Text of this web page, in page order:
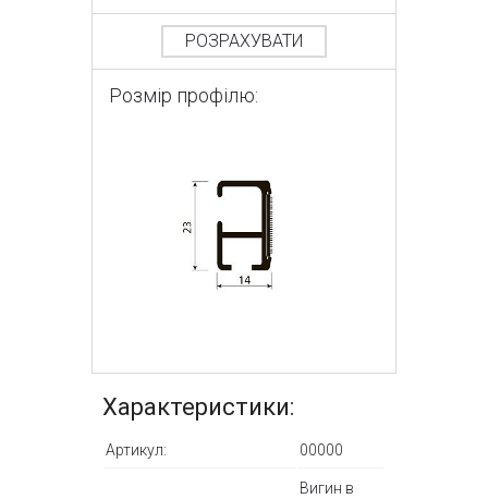
РОЗРАХУВАТИ
Розмір профілю:
Характеристики:
Артикул: 00000
Вигин в